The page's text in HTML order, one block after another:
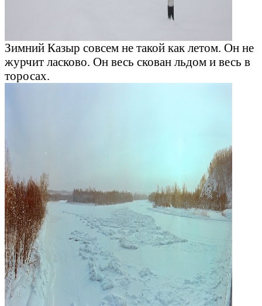
Зимний Казыр совсем не такой как летом. Он не
журчит ласково. Он весь скован льдом и весь в
торосах.